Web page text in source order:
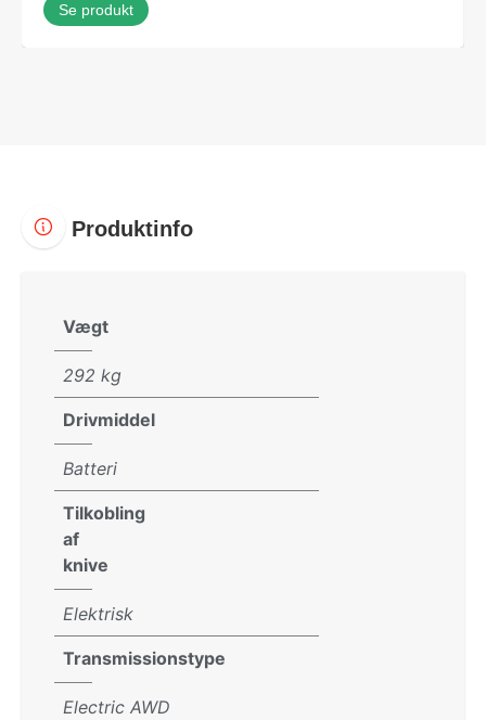
Se produkt
Produktinfo
Vægt
292 kg
Drivmiddel
Batteri
Tilkobling
af
knive
Elektrisk
Transmissionstype
Electric AWD